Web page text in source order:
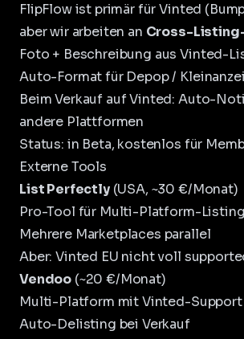
FlipFlowist primär für Vinted
aber wir arbeiten an Cross-
Foto + Beschreibung aus Vinted-
Auto-Format für Depop /
Beim Verkauf auf Vinted: Auto-
andere Plattformen
Status: in Beta, kostenlos für
Externe Tools
List Perfectly(USA, ~30 €/Monat)
Pro-Tool für Multi-Platform-Listing
Mehrere Marketplaces parallel
Aber: Vinted EU nicht voll
Vendoo (~20 €/Monat)
Multi-Platform mit Vinted-Support
Auto-Delisting bei Verkauf